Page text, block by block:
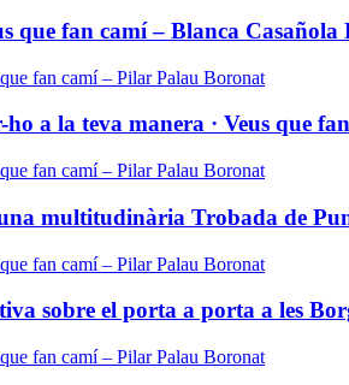
que fan camí – Blanca Casañola
a la teva manera · Veus que
multitudinària Trobada de
sobre el porta a porta a les